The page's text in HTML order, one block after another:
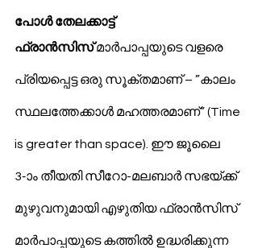
Syro Malabar Global
Laityfor Truth and
Justice
പോള്‍ തേലക്കാട്ട്
ഫ്രാന്‍സിസ് മാര്‍പാപ്പയുടെ വളരെ
പ്രിയപ്പെട്ട ഒരു സൂക്തമാണ് – ”കാലം
സ്ഥലത്തേക്കാള്‍ മഹത്തരമാണ്” (Time
is greater than space). ഈ ജൂലൈ
3-ാം തീയതി സീറോ-മലബാര്‍ സഭയ്ക്ക്
മുഴുവനുമായി എഴുതിയ ഫ്രാന്‍സിസ്
മാര്‍പാപ്പയുടെ കത്തില്‍ ഉദ്ധരിക്കുന്ന